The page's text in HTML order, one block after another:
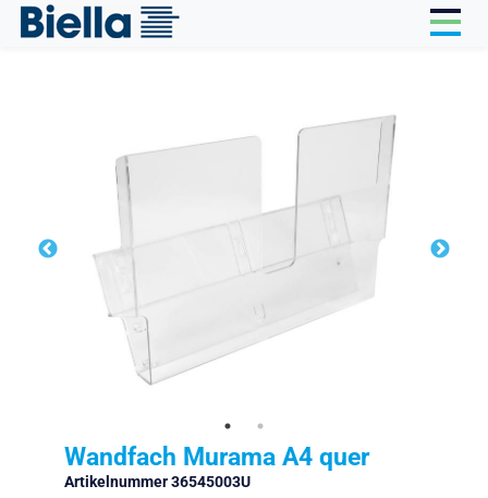
Wandfach Murama A4 quer
Artikelnummer 36545003U
Cookie-Einstellungen